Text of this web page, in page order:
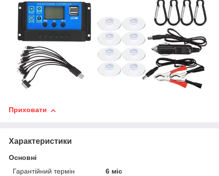
Приховати
Характеристики
Основні
Гарантійний термін
6 міс